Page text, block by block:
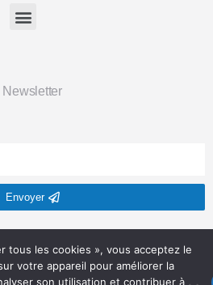
Newsletter
Envoyer
de nos nouveautés et de nos offres
exclusives.
tous les cookies », vous acceptez le
votre appareil pour améliorer la
son utilisation et contribuer à